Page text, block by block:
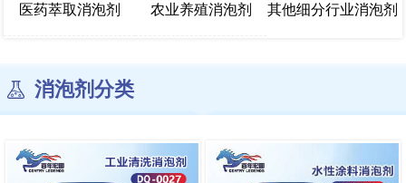
医药萃取消泡剂 农业养殖消泡剂 其他细分行业消泡剂
消泡剂分类